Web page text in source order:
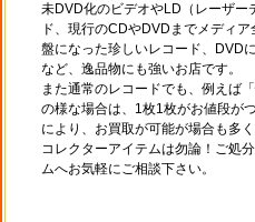
未DVD化のビデオやLD（レーザー
ド、現行のCDやDVDまでメディ
盤になった珍しいレコード、DVD
など、逸品物にも強いお店です。
また通常のレコードでも、例えば
の様な場合は、1枚1枚がお値段が
により、お買取が可能が場合も多く
コレクターアイテムは勿論！ご処
ムへお気軽にご相談下さい。